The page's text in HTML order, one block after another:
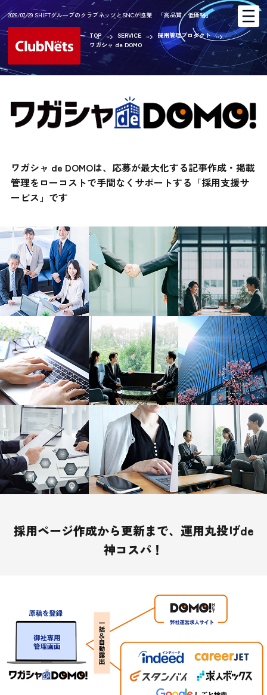
2026/07/29 SHIFTグループのクラブネッツとSNCが協業 「高品質・低価格」…
TOP SERVICE
採用管理プロダクト
ワガシャ de DOMO
ワガシャ de DOMOは、応募が最大化する記事作成・掲載
管理をローコストで手間なくサポートする「採用支援サ
ービス」です
採用ページ作成から更新まで、運用丸投げde
神コスパ！